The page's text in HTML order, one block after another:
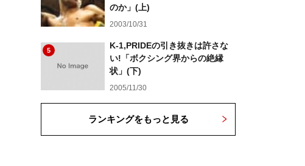
のか」(上)
2003/10/31
5
K-1,PRIDEの引き抜きは許さな
い!「ボクシング界からの絶縁
状」(下)
2005/11/30
ランキングをもっと見る